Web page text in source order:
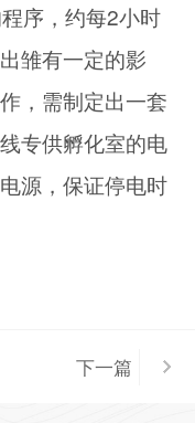
序，约每2小时
雏有一定的影
，需制定出一套
专供孵化室的电
源，保证停电时
下一篇